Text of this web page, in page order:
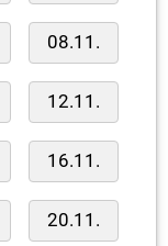
08.11.
12.11.
16.11.
20.11.